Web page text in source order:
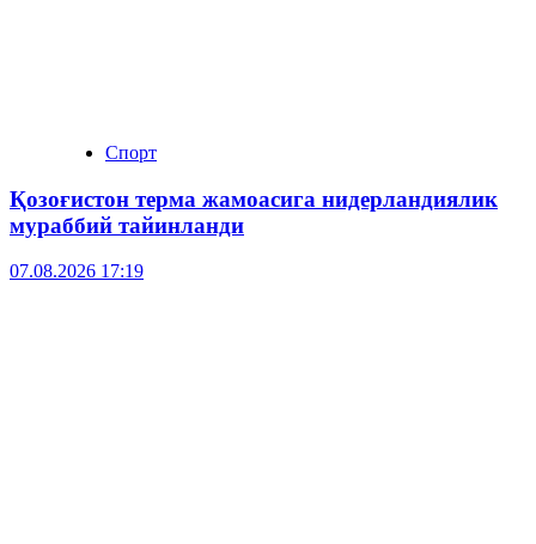
Спорт
Қозоғистон терма жамоасига нидерландиялик
мураббий тайинланди
07.08.2026 17:19